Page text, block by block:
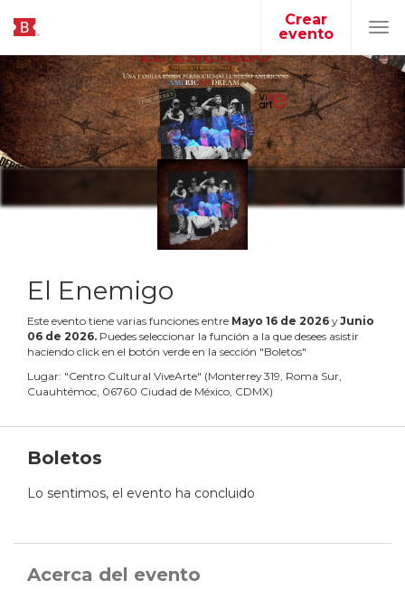
Crear
evento
El Enemigo
Este evento tiene varias funciones entre Mayo 16 de 2026 yJunio
06 de 2026. Puedes seleccionar la función a la que desees asistir
haciendo click en el botón verde en la sección "Boletos"
Lugar: "Centro Cultural ViveArte" (Monterrey 319, Roma Sur,
Cuauhtémoc, 06760 Ciudad de México, CDMX)
Boletos
Lo sentimos, el evento ha concluido
Acerca del evento